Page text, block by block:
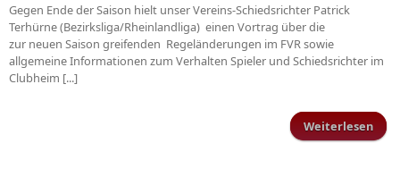
Gegen Ende der Saison hielt unser Vereins-Schiedsrichter Patrick
Terhürne (Bezirksliga/Rheinlandliga) einen Vortrag über die
zur neuen Saison greifenden Regeländerungen im FVR sowie
allgemeine Informationen zum Verhalten Spieler und Schiedsrichter im
Clubheim [...]
Weiterlesen